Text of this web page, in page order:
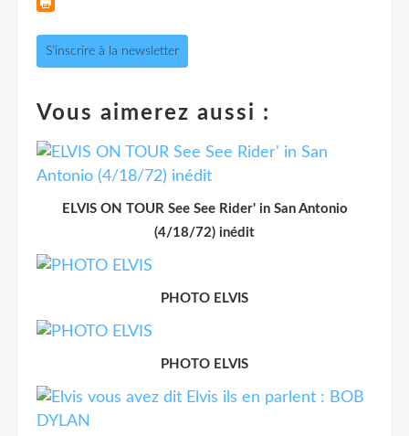
S'inscrire à la newsletter
Vous aimerez aussi :
ELVIS ON TOUR See See Rider' in San Antonio
(4/18/72) inédit
PHOTO ELVIS
PHOTO ELVIS